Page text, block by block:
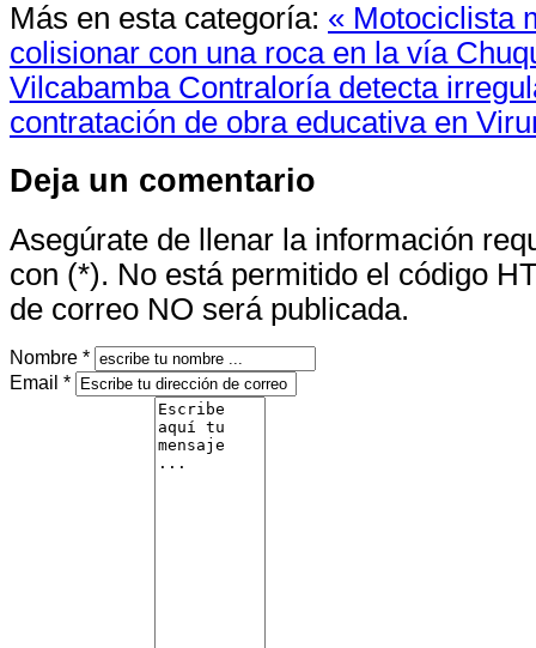
Más en esta categoría: « Motociclista
colisionar con una roca en la vía
Vilcabamba Contraloría detecta
contratación de obra educativa en
Deja un comentario
Asegúrate de llenar la información
con (*). No está permitido el código
de correo NO será publicada.
Nombre *
Email *